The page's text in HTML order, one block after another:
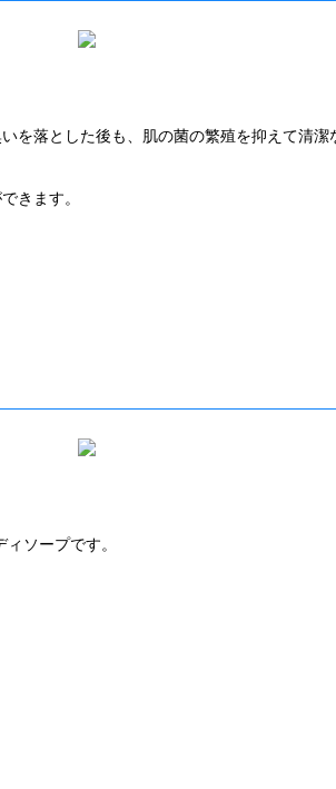
いを落とした後も、肌の菌の繁殖を抑えて清潔
きます。
ソープです。